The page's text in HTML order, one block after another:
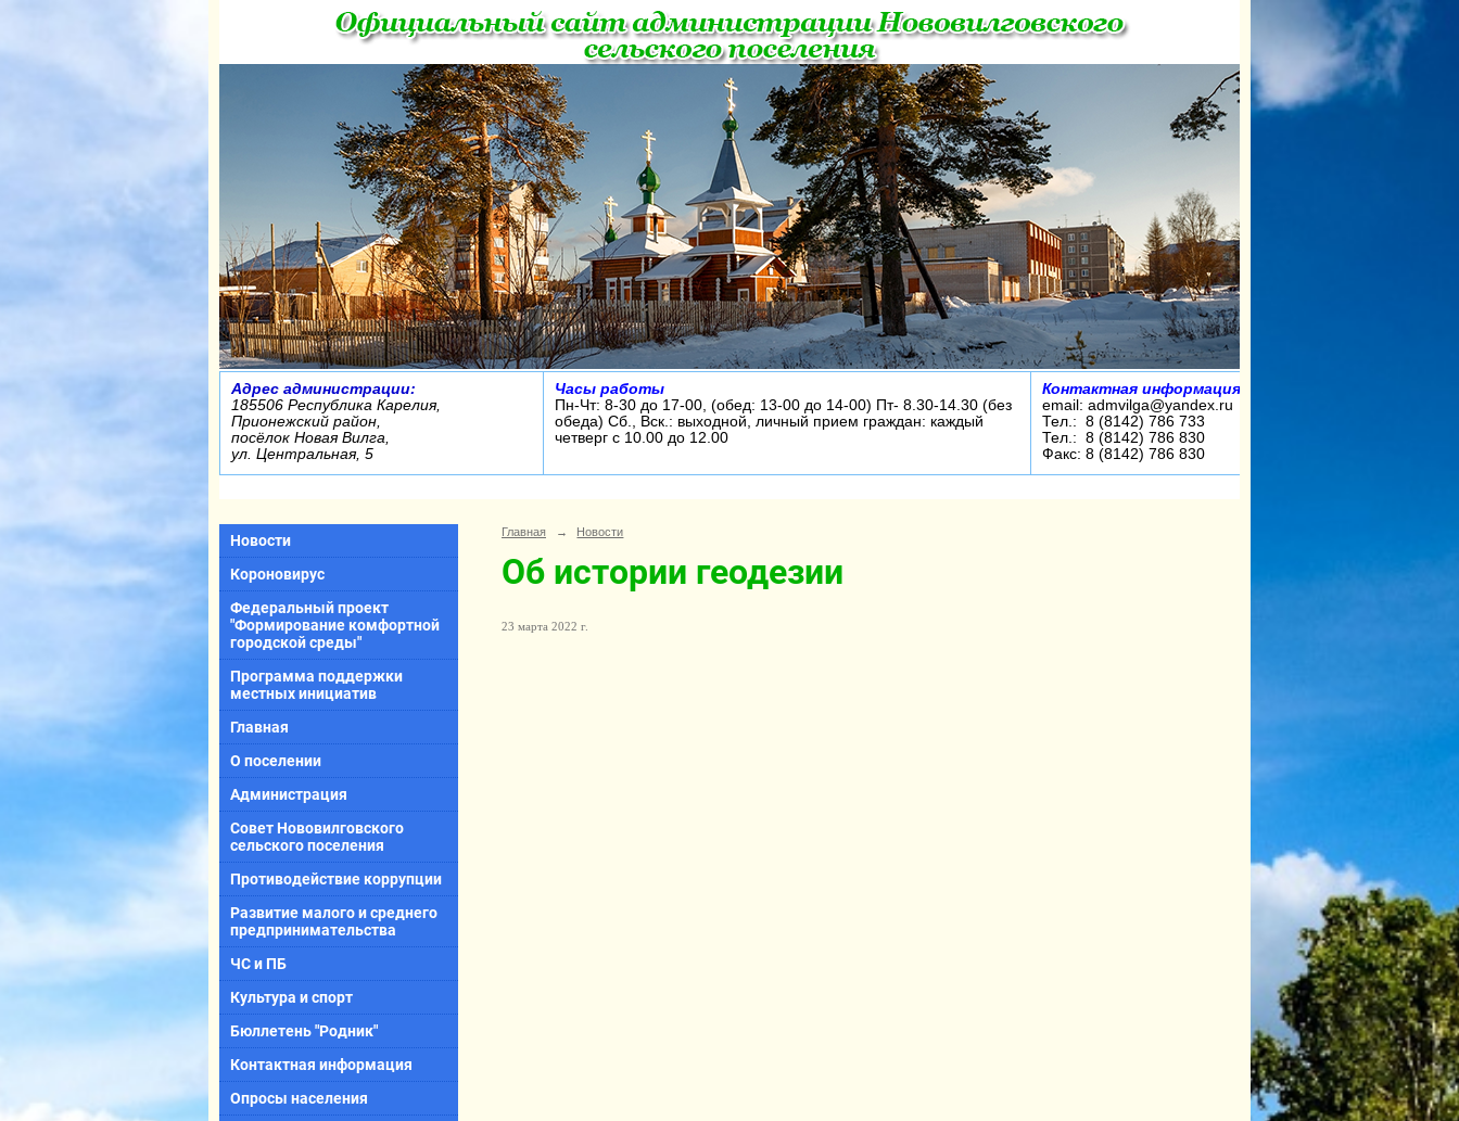
Адрес администрации:
185506 Республика Карелия,
Прионежский район,
посёлок Новая Вилга,
ул. Центральная, 5
Часы работы
Пн-Чт: 8-30 до 17-00, (обед: 13-00 до 14-00) Пт- 8.30-14.30 (без
обеда) Сб., Вск.: выходной, личный прием граждан: каждый
четверг с 10.00 до 12.00
Контактная информация:
email: admvilga@yandex.ru
Тел.: 8 (8142) 786 733
Тел.: 8 (8142) 786 830
Факс: 8 (8142) 786 830
Новости
Короновирус
Федеральный проект
"Формирование комфортной
городской среды"
Программа поддержки
местных инициатив
Главная
О поселении
Администрация
Совет Нововилговского
сельского поселения
Противодействие коррупции
Развитие малого и среднего
предпринимательства
ЧС и ПБ
Культура и спорт
Бюллетень "Родник"
Контактная информация
Опросы населения
Главная → Новости
Об истории геодезии
23 марта 2022 г.